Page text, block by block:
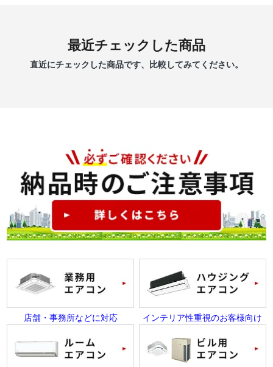
最近チェックした商品
直近にチェックした商品です、比較してみてください。
店舗・事務所などに対応 インテリア性重視のお客様向け